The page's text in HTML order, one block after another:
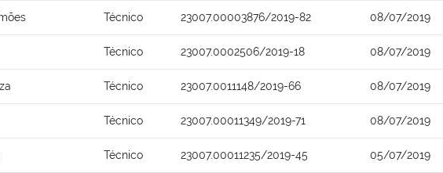
Técnico 23007.00003876/2019-82 08/07/2019
Técnico 23007.0002506/2019-18 08/07/2019
Técnico 23007.0011148/2019-66 08/07/2019
Técnico 23007.00011349/2019-71 08/07/2019
Técnico 23007.00011235/2019-45 05/07/2019